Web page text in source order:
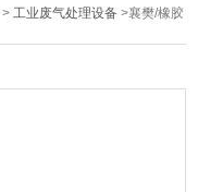
>工业废气处理设备 >襄樊/橡胶